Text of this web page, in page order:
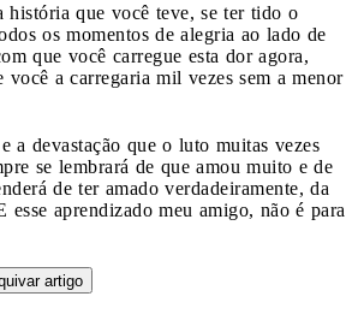
história que você teve, se ter tido o
os momentos de alegria ao lado de
que você carregue esta dor agora,
você a carregaria mil vezes sem a menor
a devastação que o luto muitas vezes
se lembrará de que amou muito e de
de ter amado verdadeiramente, da
esse aprendizado meu amigo, não é para
artigo